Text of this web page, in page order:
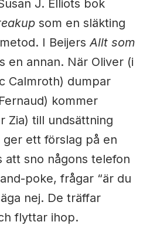
J. Elliots bok
som en släkting
I Beijers Allt som
en annan. När Oliver (i
Calmroth) dumpar
kommer
Zia) till undsättning
ett förslag på en
att sno någons telefon
poke, frågar “är du
nej. De träffar
flyttar ihop.